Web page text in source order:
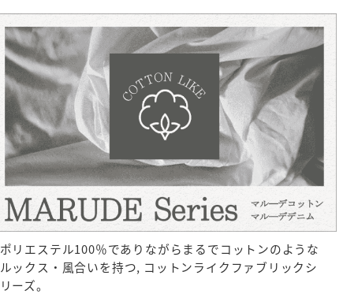
ポリエステル100％でありながらまるでコットンのような
ルックス・風合いを持つ, コットンライクファブリックシ
リーズ。